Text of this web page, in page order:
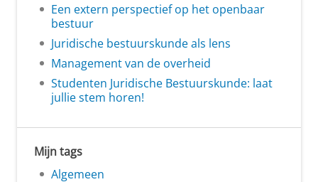
Een extern perspectief op het openbaar
bestuur
Juridische bestuurskunde als lens
Management van de overheid
Studenten Juridische Bestuurskunde: laat
jullie stem horen!
Mijn tags
Algemeen